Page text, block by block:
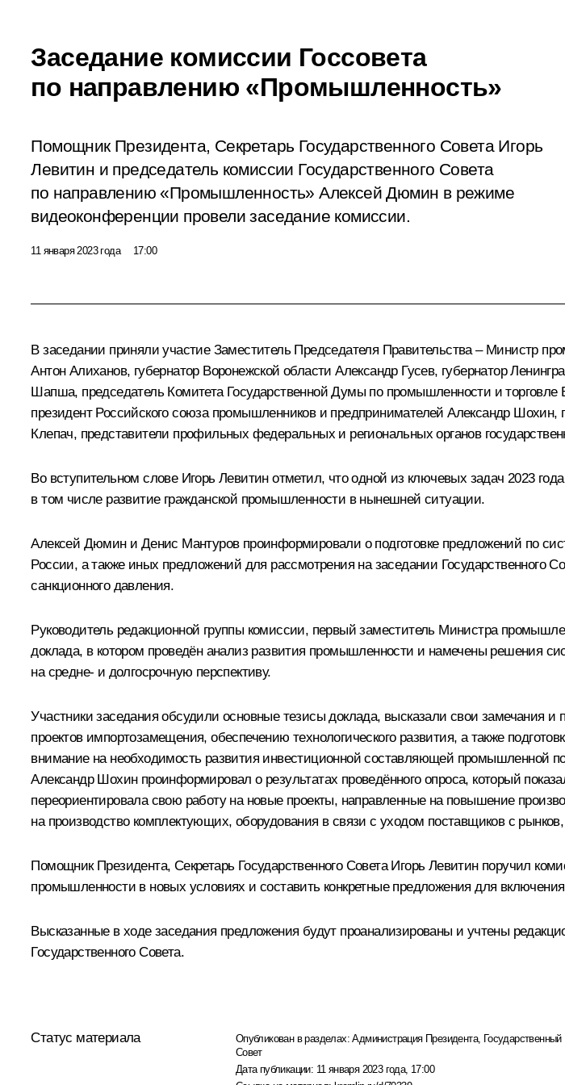
Заседание комиссии Госсовета
по направлению «Промышленность»
Помощник Президента, Секретарь Государственного Совета Игорь
Левитин и председатель комиссии Государственного Совета
по направлению «Промышленность» Алексей Дюмин в режиме
видеоконференции провели заседание комиссии.
11 января 2023 года 17:00
В заседании приняли участие Заместитель Председателя Правительства – Министр
Антон Алиханов, губернатор Воронежской областиАлександр Гусев, губернатор
Шапша, председатель Комитета Государственной Думы по промышленности и
президент Российского союза промышленников и предпринимателейАлександр Шохин,
Клепач, представители профильных федеральных и региональных органов
Во вступительном слове Игорь Левитинотметил, что одной из ключевых задач 2023
в том числе развитие гражданской промышленности в нынешней ситуации.
Алексей Дюмини Денис Мантуров проинформировали о подготовке предложений по
России, а также иных предложений для рассмотрения на заседании Государственного
санкционного давления.
Руководитель редакционной группы комиссии, первый заместитель Министра
доклада, в котором проведён анализ развития промышленности и намечены решения
на средне- и долгосрочную перспективу.
Участники заседания обсудили основные тезисы доклада, высказали свои замечания
проектов импортозамещения, обеспечению технологического развития, а также
внимание на необходимость развития инвестиционной составляющей промышленной
Александр Шохин проинформировал о результатах проведённого опроса, который
переориентировала свою работу на новые проекты, направленные на повышение
на производство комплектующих, оборудования в связи с уходом поставщиков с
Помощник Президента, Секретарь Государственного Совета Игорь Левитин поручил
промышленности в новых условиях и составить конкретные предложения для
Высказанные в ходе заседания предложения будут проанализированы и учтены
Государственного Совета.
Статус материала Опубликован в разделах:Администрация Президента, Государственный
Совет
Дата публикации: 11 января 2023 года, 17:00